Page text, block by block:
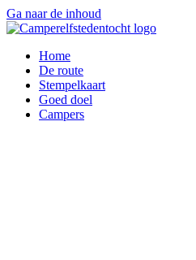
Ga naar de inhoud
Home
De route
Stempelkaart
Goed doel
Campers